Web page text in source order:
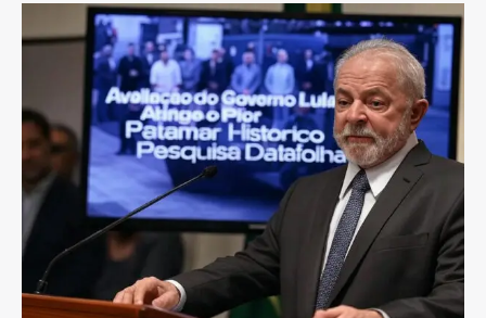
CONTATO
FAÇA UMA DOAÇÃO
PARTICIPE